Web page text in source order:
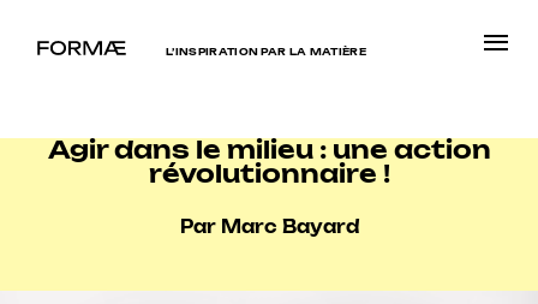
L’INSPIRATION PAR LA MATIÈRE
Agir dans le milieu : une action
révolutionnaire !
Par Marc Bayard